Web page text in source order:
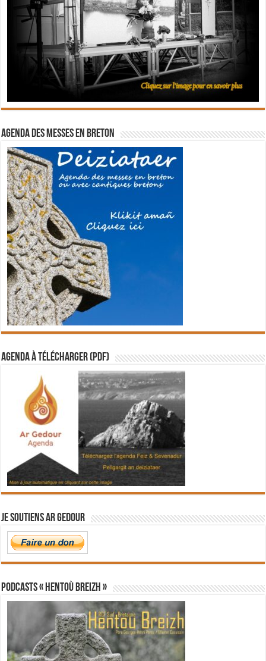
Agenda des messes en breton
Agenda à télécharger (PDF)
Je soutiens Ar Gedour
PODCASTS « Hentoù Breizh »